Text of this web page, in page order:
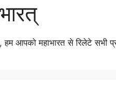
हम आपको महाभारत से रिलेटे सभी